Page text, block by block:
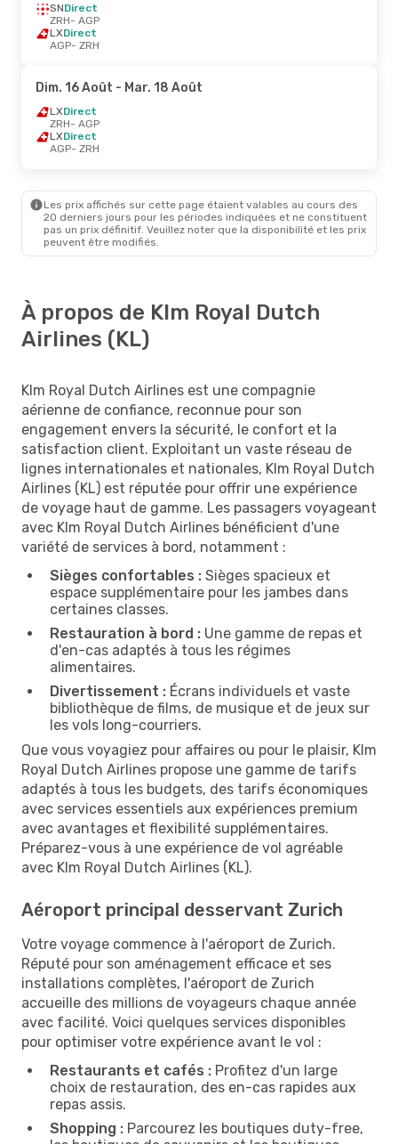
SNDirect
ZRH- AGP
LXDirect
AGP- ZRH
Dim. 16 Août - Mar. 18 Août
LXDirect
ZRH- AGP
LXDirect
AGP- ZRH
Les prix affichés sur cette page étaient valables au cours des
20 derniers jours pour les périodes indiquées et ne constituent
pas un prix définitif. Veuillez noter que la disponibilité et les prix
peuvent être modifiés.
À propos de Klm Royal Dutch
Airlines (KL)
Klm Royal Dutch Airlines est une compagnie
aérienne de confiance, reconnue pour son
engagement envers la sécurité, le confort et la
satisfaction client. Exploitant un vaste réseau de
lignes internationales et nationales, Klm Royal Dutch
Airlines (KL) est réputée pour offrir une expérience
de voyage haut de gamme. Les passagers voyageant
avec Klm Royal Dutch Airlines bénéficient d'une
variété de services à bord, notamment :
Sièges confortables : Sièges spacieux et
espace supplémentaire pour les jambes dans
certaines classes.
Restauration à bord : Une gamme de repas et
d'en-cas adaptés à tous les régimes
alimentaires.
Divertissement : Écrans individuels et vaste
bibliothèque de films, de musique et de jeux sur
les vols long-courriers.
Que vous voyagiez pour affaires ou pour le plaisir, Klm
Royal Dutch Airlines propose une gamme de tarifs
adaptés à tous les budgets, des tarifs économiques
avec services essentiels aux expériences premium
avec avantages et flexibilité supplémentaires.
Préparez-vous à une expérience de vol agréable
avec Klm Royal Dutch Airlines (KL).
Aéroport principal desservant Zurich
Votre voyage commence à l'aéroport de Zurich.
Réputé pour son aménagement efficace et ses
installations complètes, l'aéroport de Zurich
accueille des millions de voyageurs chaque année
avec facilité. Voici quelques services disponibles
pour optimiser votre expérience avant le vol :
Restaurants et cafés : Profitez d'un large
choix de restauration, des en-cas rapides aux
repas assis.
Shopping : Parcourez les boutiques duty-free,